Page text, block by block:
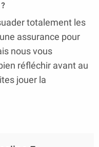
totalement les
assurance pour
nous vous
réfléchir avant au
jouer la